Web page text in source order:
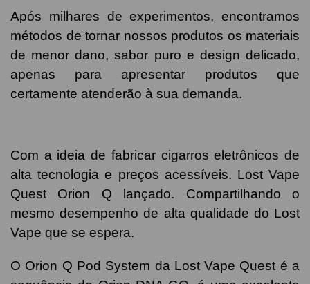
Após milhares de experimentos, encontramos
métodos de tornar nossos produtos os materiais
de menor dano, sabor puro e design delicado,
apenas para apresentar produtos que
certamente atenderão à sua demanda.
Com a ideia de fabricar cigarros eletrônicos de
alta tecnologia e preços acessíveis. Lost Vape
Quest Orion Q lançado. Compartilhando o
mesmo desempenho de alta qualidade do Lost
Vape que se espera.
O Orion Q Pod System da Lost Vape Quest é a